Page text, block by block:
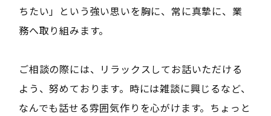
ちたい」という強い思いを胸に、常に真摯に、業
務へ取り組みます。
ご相談の際には、リラックスしてお話いただける
よう、努めております。時には雑談に興じるなど、
なんでも話せる雰囲気作りを心がけます。ちょっと